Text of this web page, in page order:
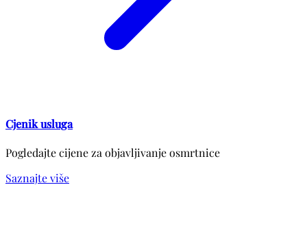
Cjenik usluga
Pogledajte cijene za objavljivanje osmrtnice
Saznajte više